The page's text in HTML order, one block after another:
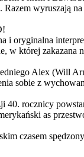
Razem wyruszają
i oryginalna
w której zakazana
Alex (Will
sobie z
40. rocznicy
as
czasem